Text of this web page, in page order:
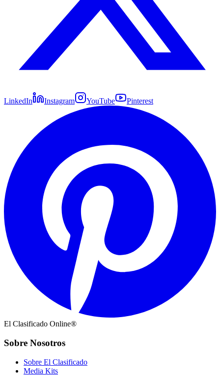
LinkedIn Instagram YouTube Pinterest
El Clasificado Online®
Sobre Nosotros
Sobre El Clasificado
Media Kits